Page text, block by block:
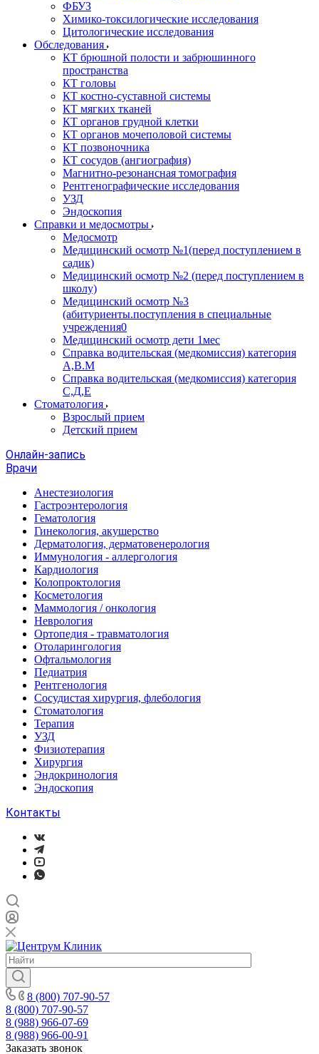
ФБУЗ
Химико-токсилогические исследования
Цитологические исследования
Обследования
КТ брюшной полости и забрюшинного
пространства
КТ головы
КТ костно-суставной системы
КТ мягких тканей
КТ органов грудной клетки
КТ органов мочеполовой системы
КТ позвоночника
КТ сосудов (ангиография)
Магнитно-резонансная томография
Рентгенографические исследования
УЗД
Эндоскопия
Справки и медосмотры
Медосмотр
Медицинский осмотр №1(перед поступлением в
садик)
Медицинский осмотр №2 (перед поступлением в
школу)
Медицинский осмотр №3
(абитуриенты.поступления в специальные
учреждения0
Медицинский осмотр дети 1мес
Справка водительская (медкомиссия) категория
А,В.М
Справка водительская (медкомиссия) категория
С,Д,Е
Стоматология
Взрослый прием
Детский прием
Онлайн-запись
Врачи
Анестезиология
Гастроэнтерология
Гематология
Гинекология, акушерство
Дерматология, дерматовенерология
Иммунология - аллергология
Кардиология
Колопроктология
Косметология
Маммология / онкология
Неврология
Ортопедия - травматология
Отоларингология
Офтальмология
Педиатрия
Рентгенология
Сосудистая хирургия, флебология
Стоматология
Терапия
УЗД
Физиотерапия
Хирургия
Эндокринология
Эндоскопия
Контакты
8 (800) 707-90-57
8 (800) 707-90-57
8 (988) 966-07-69
8 (988) 966-00-91
Заказать звонок